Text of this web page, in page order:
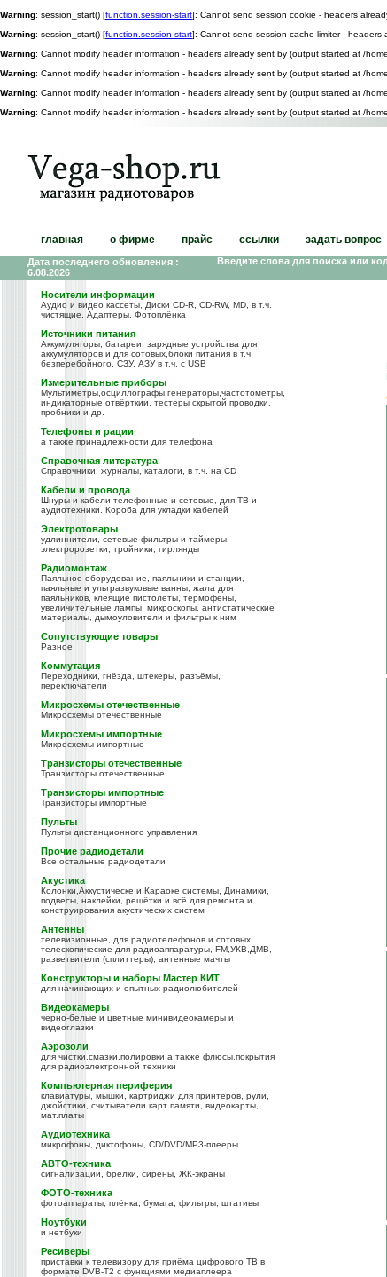
Warning: session_start() [function.session-start]: Cannot send session cookie - headers
Warning: session_start() [function.session-start]: Cannot send session cache limiter -
Warning: Cannot modify header information - headers already sent by (output started at /
Warning: Cannot modify header information - headers already sent by (output started at /
Warning: Cannot modify header information - headers already sent by (output started at /
Warning: Cannot modify header information - headers already sent by (output started at /
главная о фирме прайс ссылки задать вопрос
Дата последнего обновления :
6.08.2026
Введите слова для поиска или
Носители информации
Аудио и видео кассеты, Диски CD-R, CD-RW, MD, в т.ч.
чистящие. Адаптеры. Фотоплёнка
Источники питания
Аккумуляторы, батареи, зарядные устройства для
аккумуляторов и для сотовых,блоки питания в т.ч
безперебойного, СЗУ, АЗУ в т.ч. с USB
Измерительные приборы
Мультиметры,осциллографы,генераторы,частотометры,
индикаторные отвёрткии, тестеры скрытой проводки,
пробники и др.
Телефоны и рации
а также принадлежности для телефона
Справочная литература
Справочники, журналы, каталоги, в т.ч. на CD
Кабели и провода
Шнуры и кабели телефонные и сетевые, для ТВ и
аудиотехники. Короба для укладки кабелей
Электротовары
удлиннители, сетевые фильтры и таймеры,
электророзетки, тройники, гирлянды
Радиомонтаж
Паяльное оборудование, паяльники и станции,
паяльные и ультразвуковые ванны, жала для
паяльников, клеящие пистолеты, термофены,
увеличительные лампы, микроскопы, антистатические
материалы, дымоуловители и фильтры к ним
Сопутствующие товары
Разное
Коммутация
Переходники, гнёзда, штекеры, разъёмы,
переключатели
Микросхемы отечественные
Микросхемы отечественные
Микросхемы импортные
Микросхемы импортные
Транзисторы отечественные
Транзисторы отечественные
Транзисторы импортные
Транзисторы импортные
Пульты
Пульты дистанционного управления
Прочие радиодетали
Все остальные радиодетали
Акустика
Колонки,Аккустическе и Караоке системы, Динамики,
подвесы, наклейки, решётки и всё для ремонта и
конструирования акустических систем
Антенны
телевизионные, для радиотелефонов и сотовых,
телескопические для радиоаппаратуры, FM,УКВ,ДМВ,
разветвители (сплиттеры), антенные мачты
Конструкторы и наборы Мастер КИТ
для начинающих и опытных радиолюбителей
Видеокамеры
черно-белые и цветные минивидеокамеры и
видеоглазки
Аэрозоли
для чистки,смазки,полировки а также флюсы,покрытия
для радиоэлектронной техники
Компьютерная периферия
клавиатуры, мышки, картриджи для принтеров, рули,
джойстики, считыватели карт памяти, видеокарты,
мат.платы
Аудиотехника
микрофоны, диктофоны, CD/DVD/MP3-плееры
АВТО-техника
сигнализации, брелки, сирены, ЖК-экраны
ФОТО-техника
фотоаппараты, плёнка, бумага, фильтры, штативы
Ноутбуки
и нетбуки
Ресиверы
приставки к телевизору для приёма цифрового ТВ в
формате DVB-T2 с функциями медиаплеера